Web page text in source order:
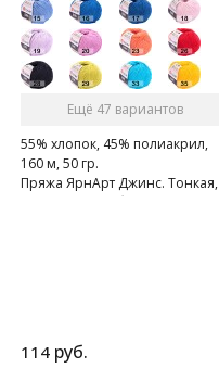
Ещё 47 вариантов
55% хлопок, 45% полиакрил,
160 м, 50 гр.
Пряжа ЯрнАрт Джинс. Тонкая,
мягкая, слегка бархатистая
114 руб.